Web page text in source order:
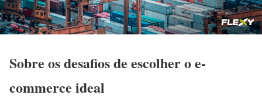
Sobre os desafios de escolher o e-
commerce ideal